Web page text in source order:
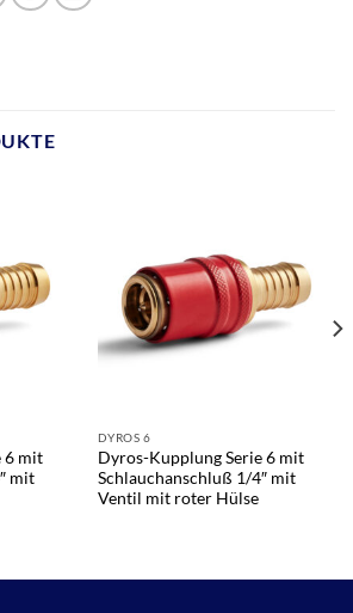
6 mit
mit
DYROS 6
Dyros-Kupplung Serie 6 mit
Schlauchanschluß 1/4″ mit
Ventil mit roter Hülse